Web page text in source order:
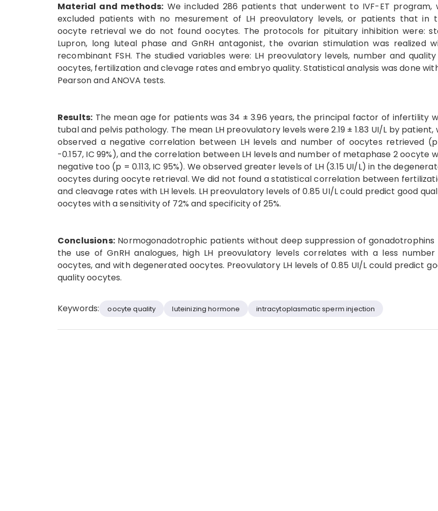
Material and methods: We included 286 patients that underwent to IVF-ET program,
excluded patients with no mesurement of LH preovulatory levels, or patients that in
oocyte retrieval we do not found oocytes. The protocols for pituitary inhibition were:
Lupron, long luteal phase and GnRH antagonist, the ovarian stimulation was realized
recombinant FSH. The studied variables were: LH preovulatory levels, number and
oocytes, fertilization and clevage rates and embryo quality. Statistical analysis was done
Pearson and ANOVA tests.
Results: The mean age for patients was 34 ± 3.96 years, the principal factor of infertility
tubal and pelvis pathology. The mean LH preovulatory levels were 2.19 ± 1.83 UI/L by patient,
observed a negative correlation between LH levels and number of oocytes retrieved
-0.157, IC 99%), and the correlation between LH levels and number of metaphase 2 oocyte
negative too (p = 0.113, IC 95%). We observed greater levels of LH (3.15 UI/L) in the
oocytes during oocyte retrieval. We did not found a statistical correlation between
and cleavage rates with LH levels. LH preovulatory levels of 0.85 UI/L could predict good
oocytes with a sensitivity of 72% and specificity of 25%.
Conclusions:Normogonadotrophic patients without deep suppression of gonadotrophins
the use of GnRH analogues, high LH preovulatory levels correlates with a less
oocytes, and with degenerated oocytes. Preovulatory LH levels of 0.85 UI/L could predict
quality oocytes.
Keywords: oocyte quality luteinizing hormone intracytoplasmatic sperm injection